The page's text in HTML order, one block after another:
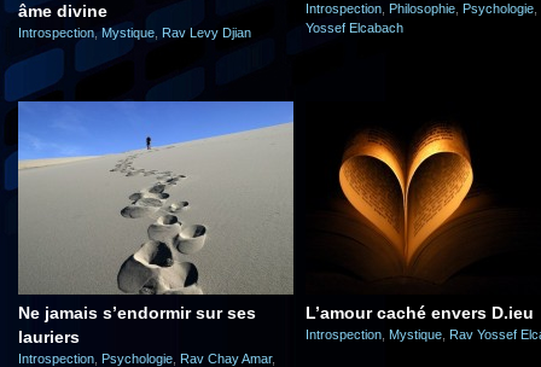
âme divine
Introspection,Mystique Rav Levy Djian
Introspection Philosophie Psychologie
Yossef Elcabach
Ne jamais s’endormir sur ses
lauriers
Introspection Psychologie Rav Chay Amar,
L’amour caché envers D.ieu
Introspection Mystique Rav Yossef